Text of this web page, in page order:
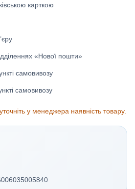
карткою
«Нової пошти»
самовивозу
самовивозу
у менеджера наявність товару.